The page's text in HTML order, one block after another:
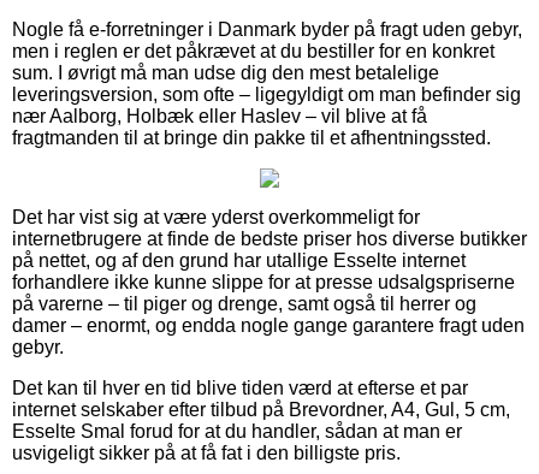
Nogle få e-forretninger i Danmark byder på fragt uden gebyr,
men i reglen er det påkrævet at du bestiller for en konkret
sum. I øvrigt må man udse dig den mest betalelige
leveringsversion, som ofte – ligegyldigt om man befinder sig
nær Aalborg, Holbæk eller Haslev – vil blive at få
fragtmanden til at bringe din pakke til et afhentningssted.
Det har vist sig at være yderst overkommeligt for
internetbrugere at finde de bedste priser hos diverse butikker
på nettet, og af den grund har utallige Esselte internet
forhandlere ikke kunne slippe for at presse udsalgspriserne
på varerne – til piger og drenge, samt også til herrer og
damer – enormt, og endda nogle gange garantere fragt uden
gebyr.
Det kan til hver en tid blive tiden værd at efterse et par
internet selskaber efter tilbud på Brevordner, A4, Gul, 5 cm,
Esselte Smal forud for at du handler, sådan at man er
usvigeligt sikker på at få fat i den billigste pris.